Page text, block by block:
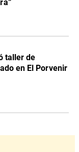
taller de
en El Porvenir